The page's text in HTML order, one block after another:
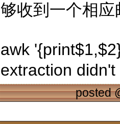
够收到一个相应
awk
extraction
posted